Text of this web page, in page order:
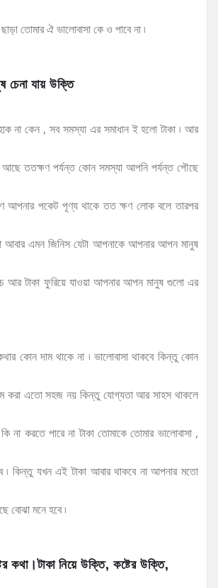
তোমার ঐ ভালোবাসা কে ও পাবে না ৷
চেনা যায় উক্তি
না কেন , সব সমস্যা এর সমাধান ই হলো টাকা ৷ আর
ততক্ষণ পর্যন্ত কোন সমস্যা আপনি পর্যন্ত পৌছে
আপনার পকেট পূণ্য থাকে তত ক্ষণ লোক বলে তারপর
এমন জিনিস যেটা আপনাকে আপনার আপন মানুষ
আর টাকা ফুরিয়ে যাওয়া আপনার আপন মানুষ গুলো এর
কোন দাম থাকে না ৷ ভালোবাসা থাকবে কিন্তু কোন
করা এতো সহজ নয় কিন্তু যোগ্যতা আর সাহস থাকলে
না করতে পারে না টাকা তোমাকে তোমার ভালোবাসা ,
৷ কিন্তু যখন এই টাকা আবার থাকবে না আপনার মতো
বোঝা মনে হবে ৷
কথা।টাকা নিয়ে উক্তি, কষ্টের উক্তি,